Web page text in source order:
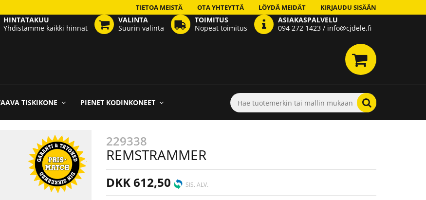
TIETOA MEISTÄ OTA YHTEYTTÄ LÖYDÄ MEIDÄT KIRJAUDU SISÄÄN
HINTATAKUU
Yhdistämme kaikki hinnat
VALINTA
Suurin valinta
TOIMITUS
Nopeat toimitus
ASIAKASPALVELU
094 272 1423 / info@cjdele.fi
TISKIKONE PIENET KODINKONEET
229338
REMSTRAMMER
DKK 612,50 SIS. ALV.